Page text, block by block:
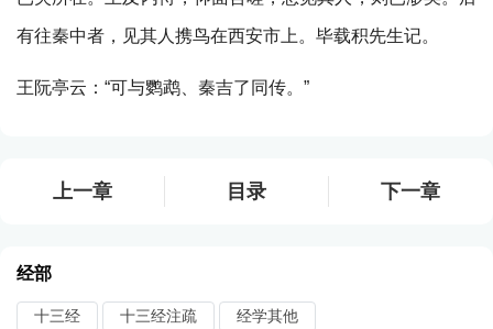
有往秦中者，见其人携鸟在西安市上。毕载积先生记。
王阮亭云：“可与鹦鹉、秦吉了同传。”
上一章 目录 下一章
经部
十三经 十三经注疏 经学其他